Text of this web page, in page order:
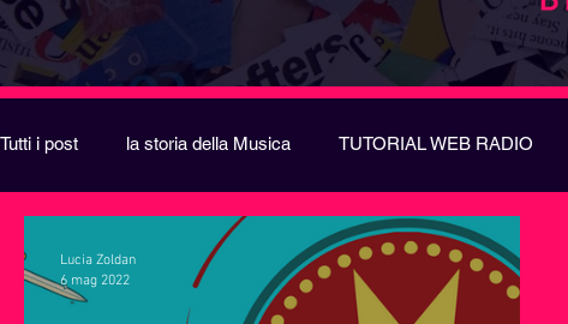
Tutti i post la storia della Musica TUTORIAL WEB RADIO
Novità MUSICA Curiosità MUSICA
Lucia Zoldan
6 mag 2022